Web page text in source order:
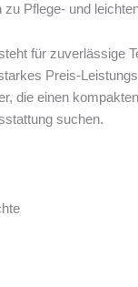
Pflege- und
für zuverlässige
Preis-
die einen
suchen.